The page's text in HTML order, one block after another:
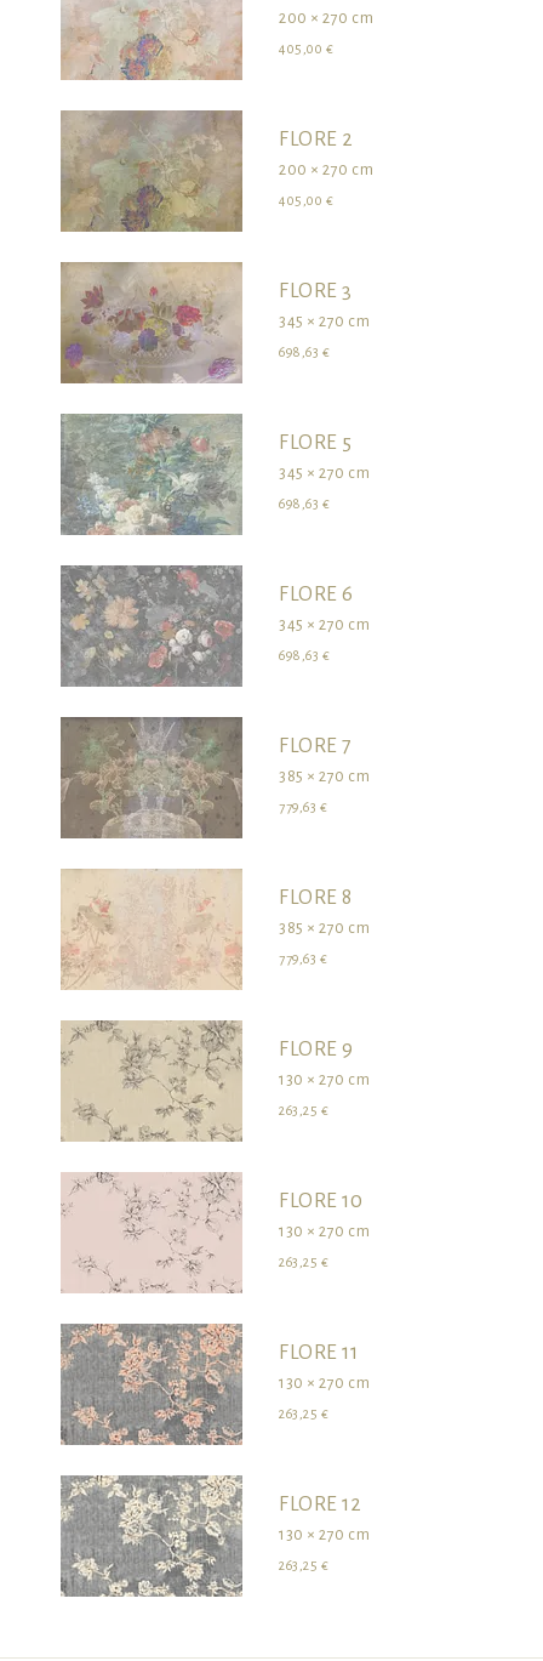
200 × 270 cm
405,00 €
FLORE 2
200 × 270 cm
405,00 €
FLORE 3
345 × 270 cm
698,63 €
FLORE 5
345 × 270 cm
698,63 €
FLORE 6
345 × 270 cm
698,63 €
FLORE 7
385 × 270 cm
779,63 €
FLORE 8
385 × 270 cm
779,63 €
FLORE 9
130 × 270 cm
263,25 €
FLORE 10
130 × 270 cm
263,25 €
FLORE 11
130 × 270 cm
263,25 €
FLORE 12
130 × 270 cm
263,25 €